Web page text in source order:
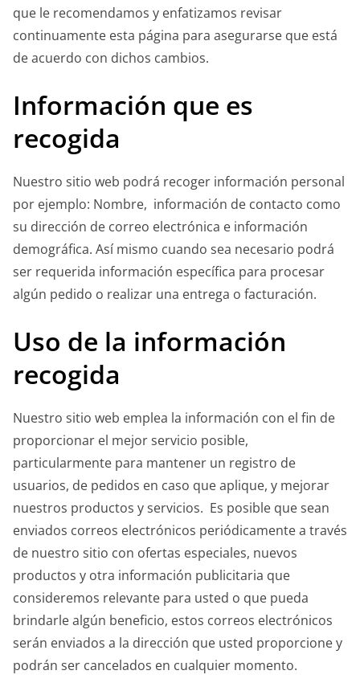
que le recomendamos y enfatizamos revisar
continuamente esta página para asegurarse que está
de acuerdo con dichos cambios.
Información que es
recogida
Nuestro sitio web podrá recoger información personal
por ejemplo: Nombre, información de contacto como
su dirección de correo electrónica e información
demográfica. Así mismo cuando sea necesario podrá
ser requerida información específica para procesar
algún pedido o realizar una entrega o facturación.
Uso de la información
recogida
Nuestro sitio web emplea la información con el fin de
proporcionar el mejor servicio posible,
particularmente para mantener un registro de
usuarios, de pedidos en caso que aplique, y mejorar
nuestros productos y servicios. Es posible que sean
enviados correos electrónicos periódicamente a través
de nuestro sitio con ofertas especiales, nuevos
productos y otra información publicitaria que
consideremos relevante para usted o que pueda
brindarle algún beneficio, estos correos electrónicos
serán enviados a la dirección que usted proporcione y
podrán ser cancelados en cualquier momento.